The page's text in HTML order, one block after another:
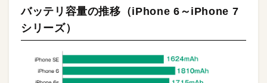
バッテリ容量の推移（iPhone 6～iPhone 7
シリーズ）